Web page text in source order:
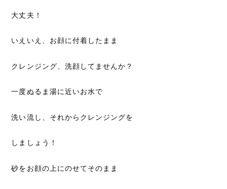
大丈夫！
いえいえ、お顔に付着したまま
クレンジング、洗顔してませんか？
一度ぬるま湯に近いお水で
洗い流し、それからクレンジングを
しましょう！
砂をお顔の上にのせてそのまま